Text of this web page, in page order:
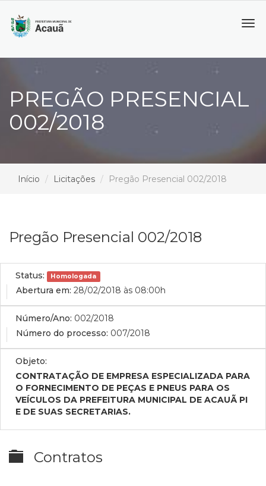
PREGÃO PRESENCIAL
002/2018
Início Licitações Pregão Presencial 002/2018
Pregão Presencial 002/2018
Status: Homologada
Abertura em: 28/02/2018 às 08:00h
Número/Ano: 002/2018
Número do processo: 007/2018
Objeto:
CONTRATAÇÃO DE EMPRESA ESPECIALIZADA PARA
O FORNECIMENTO DE PEÇAS E PNEUS PARA OS
VEÍCULOS DA PREFEITURA MUNICIPAL DE ACAUÃ PI
E DE SUAS SECRETARIAS.
Contratos